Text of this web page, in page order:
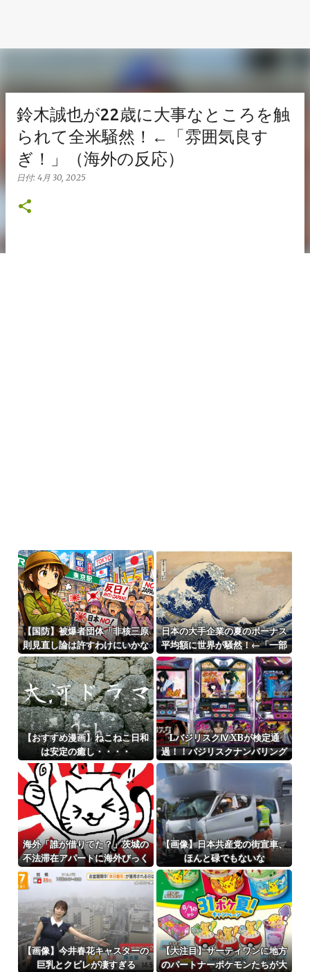
鈴木誠也が22歳に大事なところを触
られて全米騒然！←「雰囲気良す
ぎ！」（海外の反応）
日付: 4月 30, 2025
【国防】被爆者団体「非核三原
則見直し論は許すわけにいかな
い」 ネット「議論すらするなと
言うのは民主主義的ではない」
日本の大手企業の夏のボーナス
平均額に世界が騒然！←「一部
のエリートの話でしょ？」（海
外の反応）
【おすすめ漫画】ねこねこ日和
は安定の癒し・・・・
LバジリスクⅣ XBが検定通
過！！バジリスクナンバリング
タイトルが来るぞ～～！！！！
海外「誰が借りてた？」茨城の
不法滞在アパートに海外びっく
り仰天！（海外の反応）
【画像】日本共産党の街宣車、
ほんと碌でもないな
【画像】今井春花キャスターの
巨乳とクビレが凄すぎる
【大注目】サーティワンに地方
のパートナーポケモンたちが大